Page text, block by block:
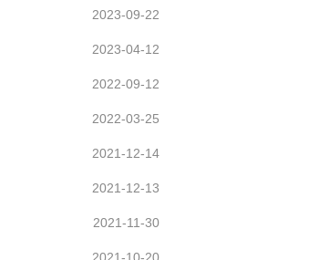
2023-09-22
2023-04-12
2022-09-12
2022-03-25
2021-12-14
2021-12-13
2021-11-30